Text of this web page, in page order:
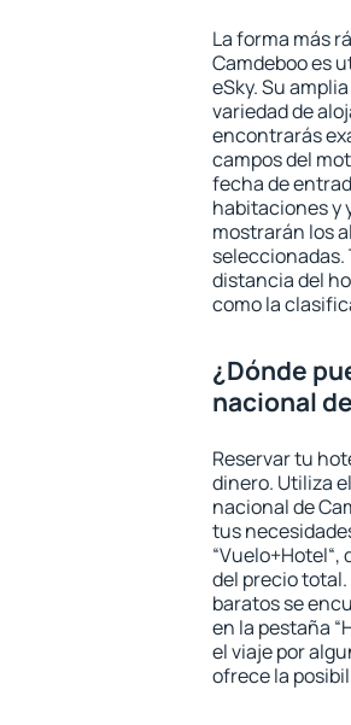
La forma más
Camdeboo es
eSky. Su
variedad de
encontrarás
campos del
fecha de
habitaciones y
mostrarán los
seleccionadas.
distancia del
como la
¿Dónde
nacional
Reservar tu
dinero. Utiliza
nacional de
tus
del precio
baratos se
en la pestaña
el viaje por
ofrece la